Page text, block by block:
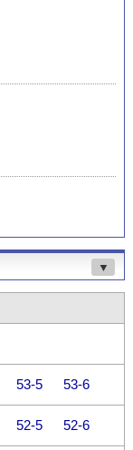
▼
53-5 53-6
52-5 52-6